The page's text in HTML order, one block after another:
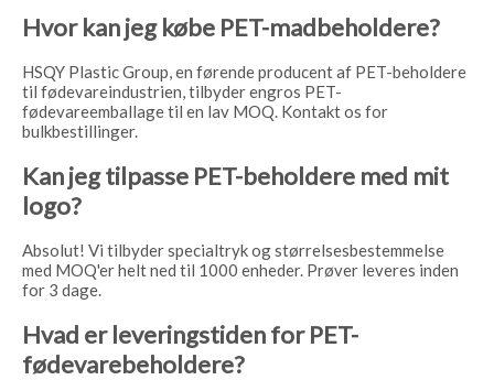
Hvor kan jeg købe PET-madbeholdere?
HSQY Plastic Group, en førende producent af PET-beholdere
til fødevareindustrien, tilbyder engros PET-
fødevareemballage til en lav MOQ. Kontakt os for
bulkbestillinger.
Kan jeg tilpasse PET-beholdere med mit
logo?
Absolut! Vi tilbyder specialtryk og størrelsesbestemmelse
med MOQ'er helt ned til 1000 enheder. Prøver leveres inden
for 3 dage.
Hvad er leveringstiden for PET-
fødevarebeholdere?